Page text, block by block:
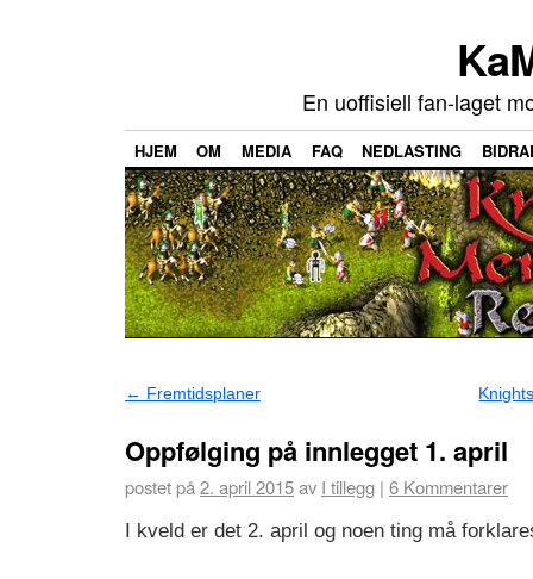
En uoffisiell fan-laget
HJEM OM MEDIA FAQ NEDLASTING
← Fremtidsplaner
Oppfølging på innlegget 1. april
postet på2. april 2015av I tillegg | 6 Kommentarer
I kveld er det 2. april og noen ting må